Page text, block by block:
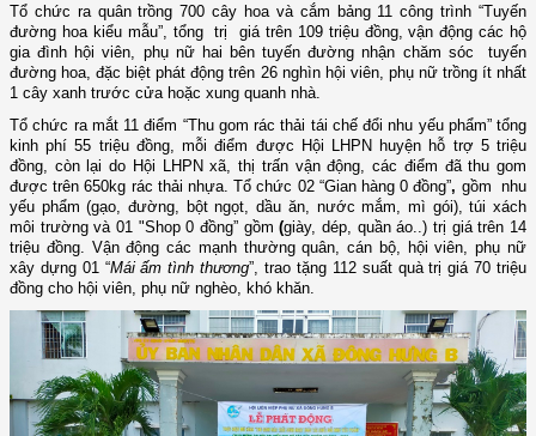
Tổ chức ra quân trồng 700 cây hoa và cắm bảng 11công trình “Tuyến
đường hoa kiểu mẫu”, tổng trị giá trên 109 triệu đồng,vận độngcác hộ
gia đình hội viên, phụ nữ hai bên tuyến đường nhận chăm sóc
tuyến
đường hoa, đặc biệt phát độngtrên 26nghìn hội viên, phụ nữ trồng ít nhất
1 cây xanh trước cửa hoặc xung quanh nhà
Tổ chức ra mắt 11 điểm “Thu gom rác thải tái chế đổi nhu yếu phẩm” tổng
kinh phí 55 triệu đồng, mỗi điểm được Hội LHPN huyện hỗ trợ 5 triệu
đồng, còn lại do Hội LHPN xã, thị trấn vận động , các điểm đã thu gom
được trên650kg rác thải nhựa . Tổ chức 02 “Gian hàng 0 đồng”, gồm nhu
yếu phẩm (gạo, đường, bột ngọt, dầu ăn, nước mắm, mì gói), túi xách
môi trườngvà 01 "Shop 0 đồng” gồm (giày, dép, quần áo..) trị giá trên 14
triệu đồng. Vận động các mạnh thường quân, cán bộ, hội viên, phụ nữ
xây dựng 01 “Mái ấm tình thương”, trao tặng 112 suất quà trị giá 70 triệu
đồng cho hội viên, phụ nữ nghèo, khó khăn.